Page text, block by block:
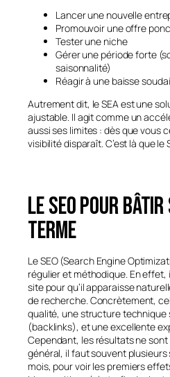
Lancer une nouvelle
Promouvoir une offre
Tester une niche
Gérer une période forte
saisonnalité)
Réagir à une baisse
Autrement dit, le SEA est une
ajustable. Il agit comme un
aussi ses limites : dès que vous
visibilité disparaît. C’est là que le
Le SEO pour
terme
Le SEO (Search Engine
régulier et méthodique. En effet,
site pour qu’il apparaisse
de recherche. Concrètement,
qualité, une structure technique
(backlinks), et une excellente
Cependant, les résultats ne
général, il faut souvent
mois, pour voir les premiers